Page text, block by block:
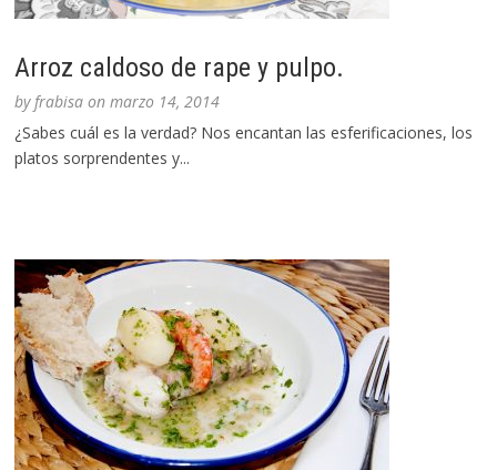
Arroz caldoso de rape y pulpo.
byfrabisa onmarzo 14, 2014
¿Sabes cuál es la verdad? Nos encantan las esferificaciones, los
platos sorprendentes y...